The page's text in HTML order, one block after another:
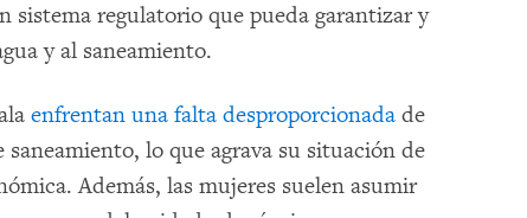
sistema regulatorio que pueda garantizar y
y al saneamiento.
enfrentan una falta desproporcionada de
saneamiento, lo que agrava su situación de
Además, las mujeres suelen asumir